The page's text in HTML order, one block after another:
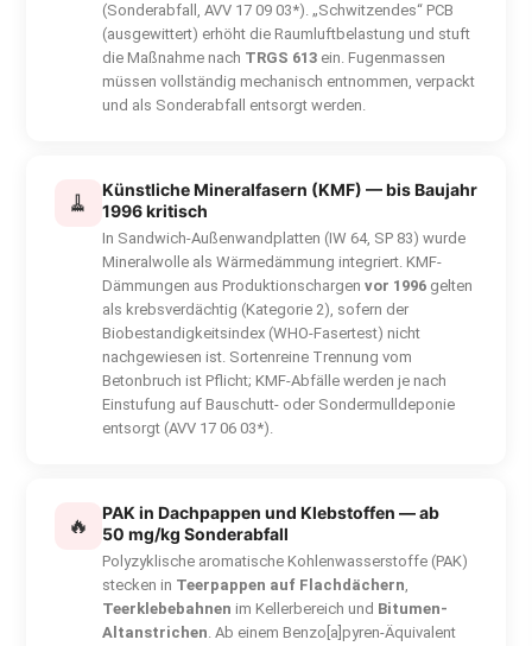
(Sonderabfall, AVV 17 09 03*). „Schwitzendes“ PCB
(ausgewittert) erhöht die Raumluftbelastung und stuft
die Maßnahme nach TRGS 613 ein. Fugenmassen
müssen vollständig mechanisch entnommen, verpackt
und als Sonderabfall entsorgt werden.
🧹
Künstliche Mineralfasern (KMF) — bis Baujahr
1996 kritisch
In Sandwich-Außenwandplatten (IW 64, SP 83) wurde
Mineralwolle als Wärmedämmung integriert. KMF-
Dämmungen aus Produktionschargen vor 1996 gelten
als krebsverdächtig (Kategorie 2), sofern der
Biobestandigkeitsindex (WHO-Fasertest) nicht
nachgewiesen ist. Sortenreine Trennung vom
Betonbruch ist Pflicht; KMF-Abfälle werden je nach
Einstufung auf Bauschutt- oder Sondermulldeponie
entsorgt (AVV 17 06 03*).
🔥
PAK in Dachpappen und Klebstoffen — ab
50 mg/kg Sonderabfall
Polyzyklische aromatische Kohlenwasserstoffe (PAK)
stecken in Teerpappen auf Flachdächern,
Teerklebebahnen im Kellerbereich und Bitumen-
Altanstrichen. Ab einem Benzo[a]pyren-Äquivalent